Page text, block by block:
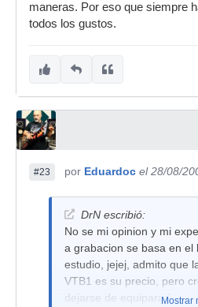
maneras. Por eso que siempre
todos los gustos.
#23 por Eduardoc el 28/08/
DrN escribió:
No se mi opinion y mi
a grabacion se basa en el
estudio, jejej, admito que
VTB1 es su precio, pero
dejarse de equipararlo o
Mostrar